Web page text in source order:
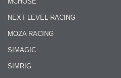
NEXT LEVEL RACING
MOZA RACING
SIMAGIC
SIMRIG